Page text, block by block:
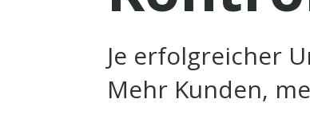
Je erfolgreicher
Mehr Kunden,